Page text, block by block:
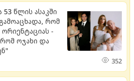
წლის ასაკში
რომ
-
ოჯახი და
352